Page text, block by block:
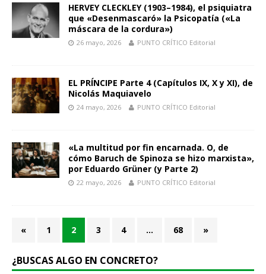
HERVEY CLECKLEY (1903–1984), el psiquiatra
que «Desenmascaró» la Psicopatía («La
máscara de la cordura»)
26 mayo, 2026 PUNTO CRÍTICO Editorial
EL PRÍNCIPE Parte 4 (Capítulos IX, X y XI), de
Nicolás Maquiavelo
24 mayo, 2026 PUNTO CRÍTICO Editorial
«La multitud por fin encarnada. O, de
cómo Baruch de Spinoza se hizo marxista»,
por Eduardo Grüner (y Parte 2)
22 mayo, 2026 PUNTO CRÍTICO Editorial
« 1 2 3 4 … 68 »
¿BUSCAS ALGO EN CONCRETO?